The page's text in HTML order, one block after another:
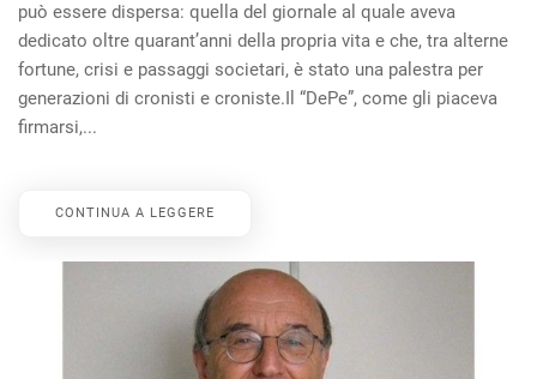
può essere dispersa: quella del giornale al quale aveva
dedicato oltre quarant’anni della propria vita e che, tra alterne
fortune, crisi e passaggi societari, è stato una palestra per
generazioni di cronisti e croniste.Il “DePe”, come gli piaceva
firmarsi,...
CONTINUA A LEGGERE